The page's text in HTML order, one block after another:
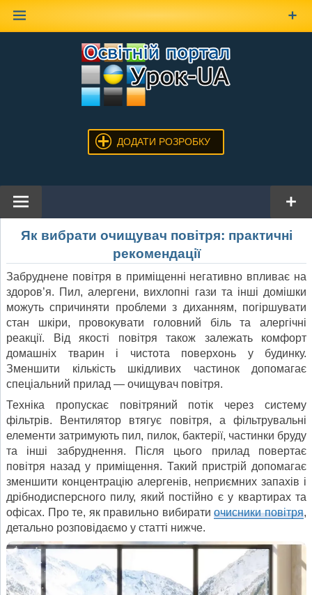
ДОДАТИ РОЗРОБКУ
Як вибрати очищувач повітря: практичні
рекомендації
Забруднене повітря в приміщенні негативно впливає на
здоров’я. Пил, алергени, вихлопні гази та інші домішки
можуть спричиняти проблеми з диханням, погіршувати
стан шкіри, провокувати головний біль та алергічні
реакції. Від якості повітря також залежать комфорт
домашніх тварин і чистота поверхонь у будинку.
Зменшити кількість шкідливих частинок допомагає
спеціальний прилад — очищувач повітря.
Техніка пропускає повітряний потік через систему
фільтрів. Вентилятор втягує повітря, а фільтрувальні
елементи затримують пил, пилок, бактерії, частинки бруду
та інші забруднення. Після цього прилад повертає
повітря назад у приміщення. Такий пристрій допомагає
зменшити концентрацію алергенів, неприємних запахів і
дрібнодисперсного пилу, який постійно є у квартирах та
офісах. Про те, як правильно вибиратиочисники повітря,
детально розповідаємо у статті нижче.